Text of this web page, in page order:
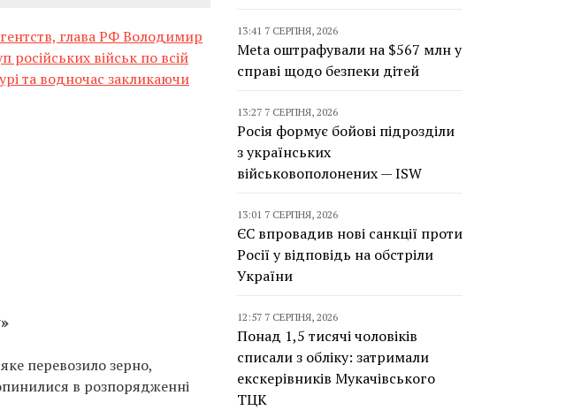
глава РФ Володимир
російських військ по всій
та водночас закликаючи
перевозило зерно,
в розпорядженні
13:41 7 СЕРПНЯ, 2026
Meta оштрафували на $567 млн у
справі щодо безпеки дітей
13:27 7 СЕРПНЯ, 2026
Росія формує бойові підрозділи
з українських
військовополонених — ISW
13:01 7 СЕРПНЯ, 2026
ЄС впровадив нові санкції проти
Росії у відповідь на обстріли
України
12:57 7 СЕРПНЯ, 2026
Понад 1,5 тисячі чоловіків
списали з обліку: затримали
екскерівників Мукачівського
ТЦК